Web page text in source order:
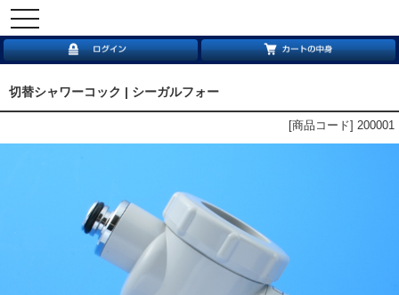
toggle
navigation
切替シャワーコック | シーガルフォー
[商品コード] 200001